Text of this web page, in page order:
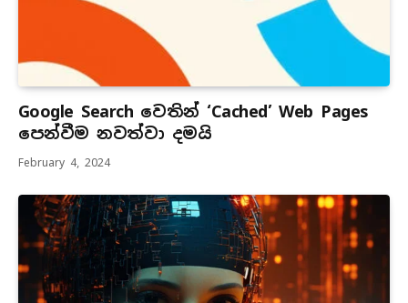
Google Search වෙතින් ‘Cached’ Web Pages
පෙන්වීම නවත්වා දමයි
February 4, 2024